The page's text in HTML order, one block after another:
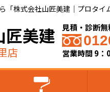
株式会社山匠美建｜プロタイ
匠美建
店
見積・診断
営業時間 9